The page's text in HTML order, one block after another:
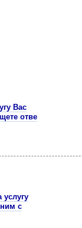
Вас
отве
услугу
с